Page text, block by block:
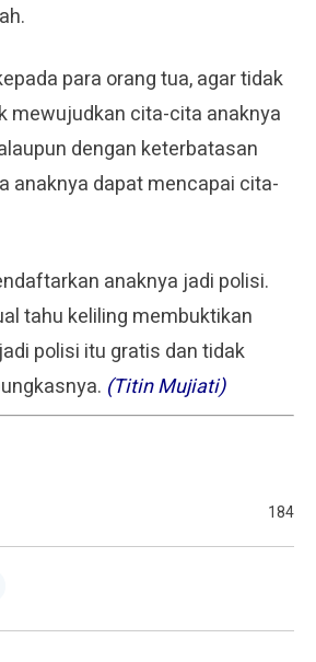
para orang tua, agar tidak
mewujudkan cita-cita anaknya
dengan keterbatasan
anaknya dapat mencapai cita-
anaknya jadi polisi.
tahu keliling membuktikan
polisi itu gratis dan tidak
(Titin Mujiati)
184